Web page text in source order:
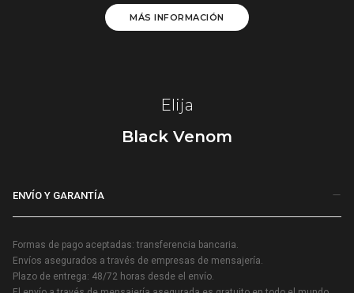
MÁS INFORMACIÓN
Elija
Black Venom
ENVÍO Y GARANTÍA
Formas de pago aceptadas: transferencia bancaria.
Envíos asegurados a través de empresas de mensajería.
Plazo de entrega: 48/72 horas desde el envío.